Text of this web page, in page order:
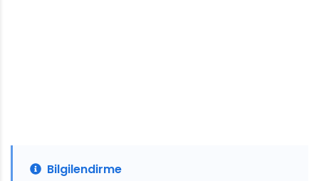
Bilgilendirme